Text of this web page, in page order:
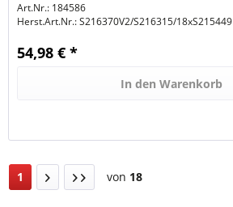
Art.Nr.: 184586
Herst.Art.Nr.:S216370V2/S216315/18xS215449
54,98 € *
In den Warenkorb
1 von 18